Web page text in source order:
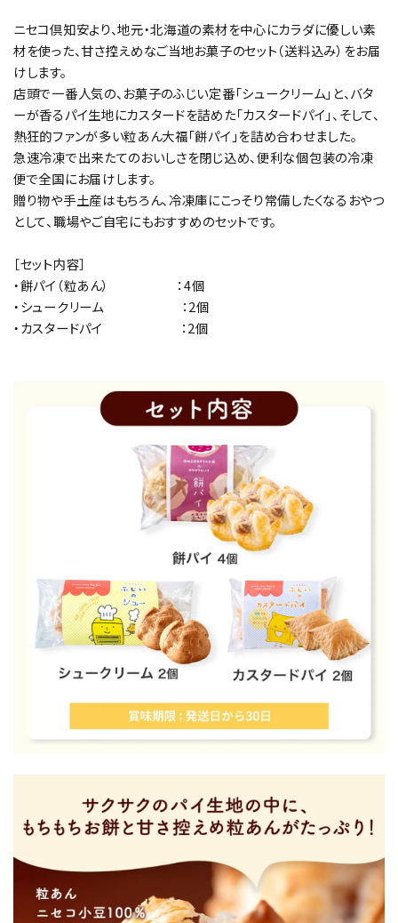
ニセコ倶知安より、地元・北海道の素材を中心にカラダに優しい素
材を使った、甘さ控えめなご当地お菓子のセット（送料込み）をお届
けします。
店頭で一番人気の、お菓子のふじい定番「シュークリーム」と、バタ
ーが香るパイ生地にカスタードを詰めた「カスタードパイ」、そして、
熱狂的ファンが多い粒あん大福「餅パイ」を詰め合わせました。
急速冷凍で出来たてのおいしさを閉じ込め、便利な個包装の冷凍
便で全国にお届けします。
贈り物や手土産はもちろん、冷凍庫にこっそり常備したくなるおやつ
として、職場やご自宅にもおすすめのセットです。
［セット内容］
・餅パイ（粒あん） ：4個
・シュークリーム ：2個
・カスタードパイ ：2個